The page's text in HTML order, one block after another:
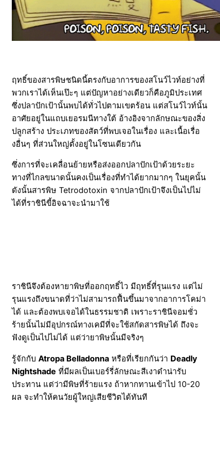
ฤทธิ์ของสารพิษชนิดนี้ตรงกับอาการของสโนว์ไวท์อย่างที่
พวกเราได้เห็นเป๊ะๆ แต่ปัญหาอย่างเดียวก็คือภูมิประเทศ
ซึ่งปลาปักเป้านั้นพบได้ทั่วไปตามเขตร้อน แต่สโนว์ไวท์นั้น
อาศัยอยู่ในแถบเยอรมนีทางใต้ อ้างอิงจากลักษณะของสิ่ง
ปลูกสร้าง ประเภทของสัตว์ที่พบเจอในเรื่อง และเนื้อเรื่อ
งอื่นๆ ที่ส่วนใหญ่ตั้งอยู่ในโซนเดียวกัน
ซึ่งการที่จะเคลื่อนย้ายหรือส่งออกปลาปักเป้าด้วยระยะ
ทางที่ไกลขนาดนั้นคงเป็นเรื่องที่ทำได้ยากมากๆ ในยุคนั้น
ดังนั้นสารพิษ Tetrodotoxin จากปลาปักเป้าจึงเป็นไปไม่
ได้ที่ราชินีขี้อิจฉาจะนำมาใช้
ราชินีจึงต้องหายาพิษที่ออกฤทธิ์ไว มีฤทธิ์ที่รุนแรง แต่ไม่
รุนแรงถึงขนาดที่ว่าไม่สามารถฟื้นขึ้นมาจากอาการโคม่า
ได้ และต้องพบเจอได้ในธรรมชาติ เพราะราชินีจอมชั่ว
ร้ายนั้นไม่มีอุปกรณ์ทางเคมีที่จะใช้สกัดสารพิษได้ ถึงจะ
ฟังดูเป็นไปไม่ได้ แต่ว่ายาพิษนั้นมีจริงๆ
รู้จักกับ Atropa Belladonna หรือที่เรียกกันว่า Deadly
Nightshade ที่มีผลเป็นเบอร์รี่ลักษณะสีเงาดำน่ารับ
ประทาน แต่ว่ามีพิษที่ร้ายแรง ถ้าหากทานเข้าไป 10-20
ผล จะทำให้คนวัยผู้ใหญ่เสียชีวิตได้ทันที